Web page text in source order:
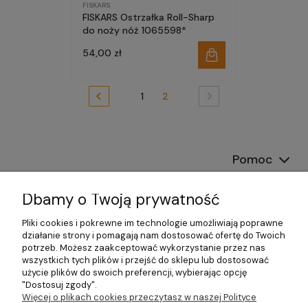
FISKARS
FISKARS Ostrzałka Roll-Sharp
do noży nóż 1065598*
54,00 zł
1 2
Pomoc
Moje konto
Gwarancja i zwroty
O firmie
Dbamy o Twoją prywatność
Pliki cookies i pokrewne im technologie umożliwiają poprawne
działanie strony i pomagają nam dostosować ofertę do Twoich
potrzeb. Możesz zaakceptować wykorzystanie przez nas
wszystkich tych plików i przejść do sklepu lub dostosować
użycie plików do swoich preferencji, wybierając opcję
"Dostosuj zgody".
Więcej o plikach cookies przeczytasz w naszej Polityce